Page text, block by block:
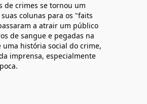
de crimes se tornou um
colunas para os "faits
a atrair um público
de sangue e pegadas na
história social do crime,
imprensa, especialmente